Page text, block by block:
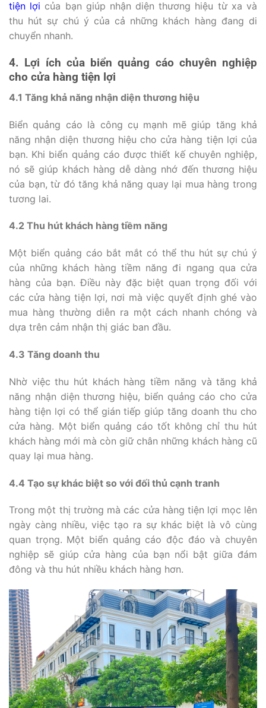
tiện lợi của bạn giúp nhận diện thương hiệu từ xa và
thu hút sự chú ý của cả những khách hàng đang di
chuyển nhanh.
4. Lợi ích của biển quảng cáo chuyên nghiệp
cho cửa hàng tiện lợi
4.1 Tăng khả năng nhận diện thương hiệu
Biển quảng cáo là công cụ mạnh mẽ giúp tăng khả
năng nhận diện thương hiệu cho cửa hàng tiện lợi của
bạn. Khi biển quảng cáo được thiết kế chuyên nghiệp,
nó sẽ giúp khách hàng dễ dàng nhớ đến thương hiệu
của bạn, từ đó tăng khả năng quay lại mua hàng trong
tương lai.
4.2 Thu hút khách hàng tiềm năng
Một biển quảng cáo bắt mắt có thể thu hút sự chú ý
của những khách hàng tiềm năng đi ngang qua cửa
hàng của bạn. Điều này đặc biệt quan trọng đối với
các cửa hàng tiện lợi, nơi mà việc quyết định ghé vào
mua hàng thường diễn ra một cách nhanh chóng và
dựa trên cảm nhận thị giác ban đầu.
4.3 Tăng doanh thu
Nhờ việc thu hút khách hàng tiềm năng và tăng khả
năng nhận diện thương hiệu, biển quảng cáo cho cửa
hàng tiện lợi có thể gián tiếp giúp tăng doanh thu cho
cửa hàng. Một biển quảng cáo tốt không chỉ thu hút
khách hàng mới mà còn giữ chân những khách hàng cũ
quay lại mua hàng.
4.4 Tạo sự khác biệt so với đối thủ cạnh tranh
Trong một thị trường mà các cửa hàng tiện lợi mọc lên
ngày càng nhiều, việc tạo ra sự khác biệt là vô cùng
quan trọng. Một biển quảng cáo độc đáo và chuyên
nghiệp sẽ giúp cửa hàng của bạn nổi bật giữa đám
đông và thu hút nhiều khách hàng hơn.